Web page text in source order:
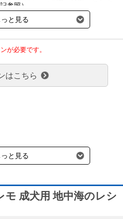
脂肪
灰分
11％以下
ルシウム
ネシウム
参照）
県へのお届けにつきましては、1
円以上で配送無料となります。
ます。
かれる場合の送料負担は、１回分
ん。
文の場合は、大型商品送料のみご
っと見る
が必要です。
はこちら
っと見る
成犬用 地中海のレシ